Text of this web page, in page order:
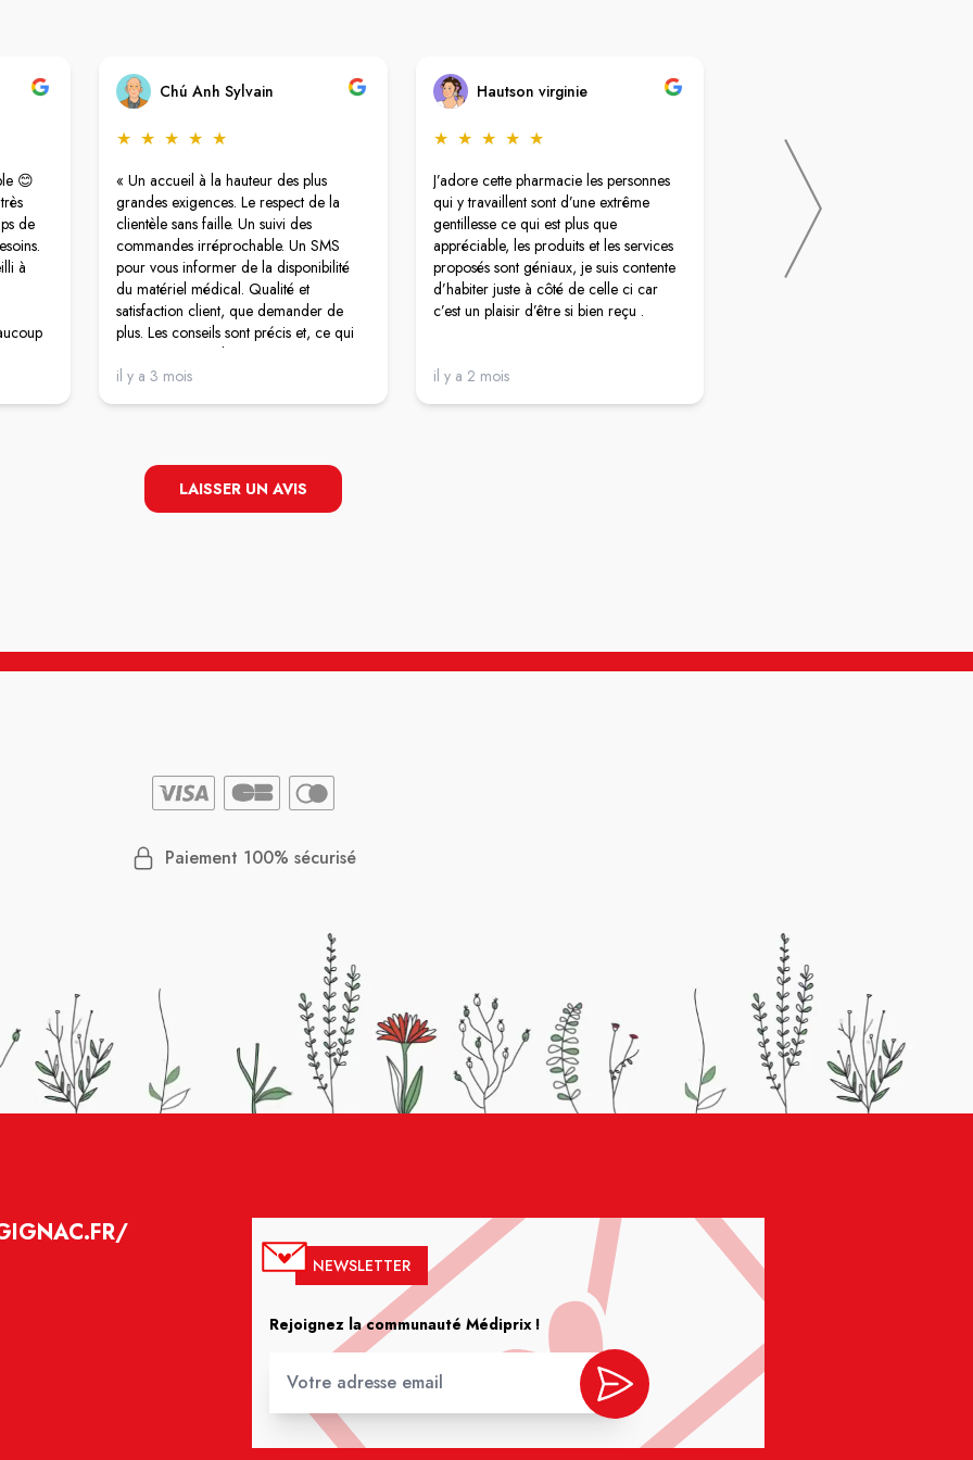
😊
de
à
les
Chú Anh Sylvain
★ ★ ★ ★ ★
« Un accueil à la hauteur des plus
grandes exigences. Le respect de la
clientèle sans faille. Un suivi des
commandes irréprochable. Un SMS
pour vous informer de la disponibilité
du matériel médical. Qualité et
satisfaction client, que demander de
plus. Les conseils sont précis et, ce qui
est souvent rare, la préparatrice note
sur les boîtes de médicaments les prises
il y a 3 mois
Hautson virginie
★ ★ ★ ★ ★
J’adore cette pharmacie les personnes
qui y travaillent sont d’une extrême
gentillesse ce qui est plus que
appréciable, les produits et les services
proposés sont géniaux, je suis contente
d’habiter juste à côté de celle ci car
c’est un plaisir d’être si bien reçu .
il y a 2 mois
★
Grande pharmacie heureusement
garde le 1er de l an. Bien agencé.
Facile à trouver. Au bord de la
nationale à gignac.
LAISSER UN AVIS
Paiement 100% sécurisé
NEWSLETTER
Rejoignez la communauté Médiprix !